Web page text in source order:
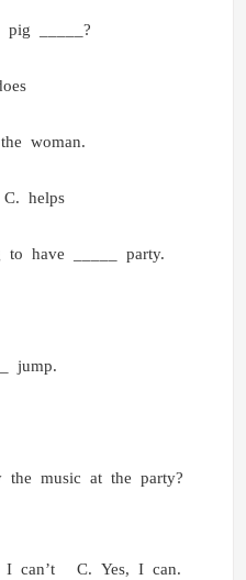
_____?
woman.
helps
have _____ party.
jump.
music at the party?
can’t C. Yes, I can.